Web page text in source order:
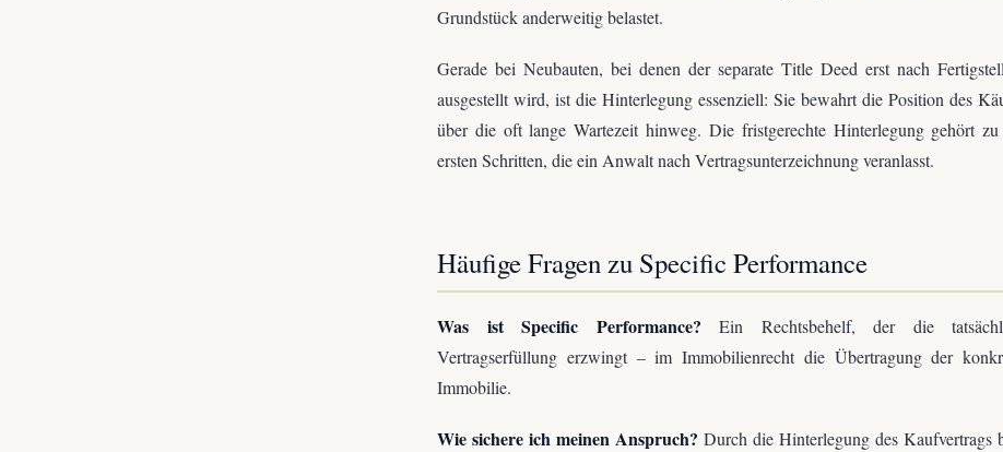
Grundstück anderweitig belastet.
Gerade bei Neubauten, bei denen der separate Title Deed erst nach
ausgestellt wird, ist die Hinterlegung essenziell: Sie bewahrt die Position des
über die oft lange Wartezeit hinweg. Die fristgerechte Hinterlegung gehört zu
ersten Schritten, die ein Anwalt nach Vertragsunterzeichnung veranlasst.
Häufige Fragen zu Specific Performance
Was ist Specific Performance? Ein Rechtsbehelf, der die
Vertragserfüllung erzwingt – im Immobilienrecht die Übertragung der
Immobilie.
Wie sichere ich meinen Anspruch? Durch die Hinterlegung des Kaufvertrags